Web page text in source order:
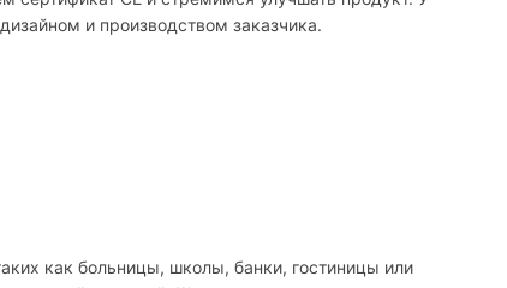
и производством заказчика.
как больницы, школы, банки, гостиницы или